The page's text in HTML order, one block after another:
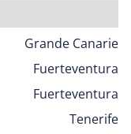
Grande Canarie
Fuerteventura
Fuerteventura
Tenerife